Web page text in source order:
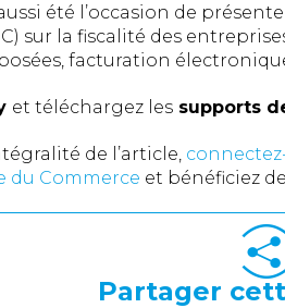
été l’occasion de
sur la fiscalité des
facturation
et téléchargez les supports
de l’article,
du Commerce et bénéficiez
Partager